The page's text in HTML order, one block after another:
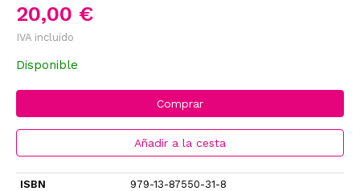
20,00 €
IVA incluido
Disponible
Comprar
Añadir a la cesta
ISBN
979-13-87550-31-8